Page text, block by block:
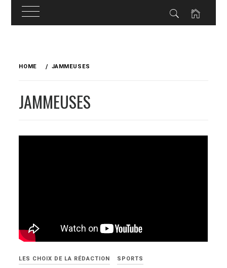
HOME JAMMEUSES
JAMMEUSES
LES CHOIX DE LA RÉDACTION SPORTS